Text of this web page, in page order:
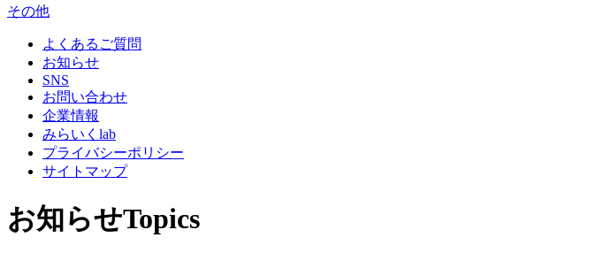
その他
よくあるご質問
お知らせ
SNS
お問い合わせ
企業情報
みらいくlab
プライバシーポリシー
サイトマップ
お知らせTopics